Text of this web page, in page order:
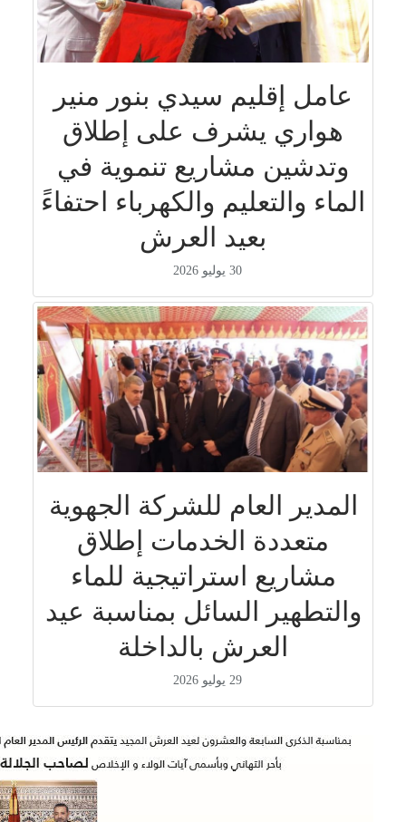
عامل إقليم سيدي بنور منير
هواري يشرف على إطلاق
وتدشين مشاريع تنموية في
الماء والتعليم والكهرباء احتفاءً
بعيد العرش
30 يوليو 2026
المدير العام للشركة الجهوية
متعددة الخدمات إطلاق
مشاريع استراتيجية للماء
والتطهير السائل بمناسبة عيد
العرش بالداخلة
29 يوليو 2026